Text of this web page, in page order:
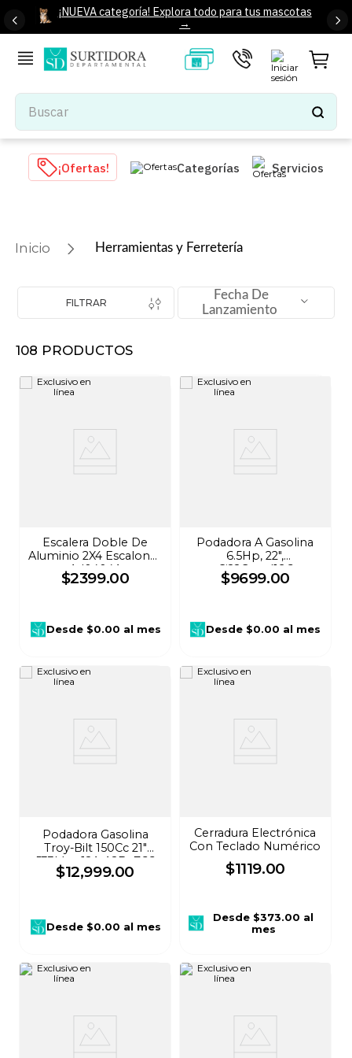
¡NUEVA categoría! Explora todo para tus mascotas
→
Buscar
TÉRMINOS MÁS BUSCADOS
1.
tenis mujer
iphone
5.
tenis
stars
¡Ofertas! Categorías Servicios
Herramientas y Ferretería
FILTRAR
Fecha De
Lanzamiento
108 PRODUCTOS
Escalera Doble De
Aluminio 2X4 Escalones
Ad0404A
$2399.00
Desde$0.00 al mes
Podadora A Gasolina
6.5Hp, 22",
Cj22Gtzwl196
$9699.00
Desde $0.00 al mes
Podadora Gasolina
Troy-Bilt 150Cc 21"
533Mm 12A-A2Bu766
$12,999.00
Desde$0.00 al mes
Cerradura Electrónica
Con Teclado Numérico
$1119.00
Desde $373.00 al
mes